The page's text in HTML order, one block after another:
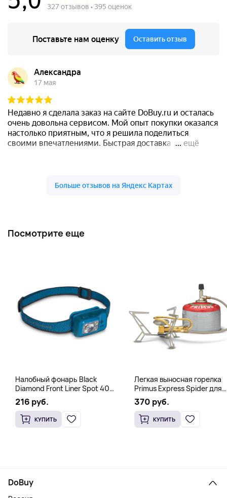
Посмотрите еще
Налобный фонарь Black
Diamond Front Liner Spot 400-
R Azul, синий
216 руб.
КУПИТЬ
Легкая выносная горелка
Primus Express Spider для
быстрого кипячения,
стальной
370 руб.
КУПИТЬ
DoBuy